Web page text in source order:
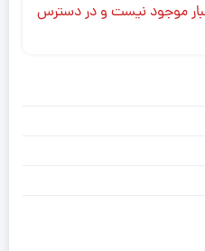
موجود نیست و در دسترس